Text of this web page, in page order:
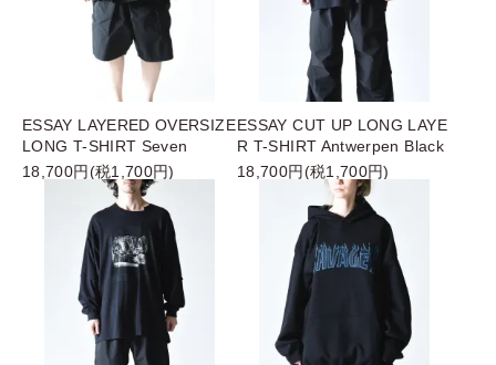
ESSAY LAYERED OVERSIZE
LONG T-SHIRT Seven
18,700円(税1,700円)
ESSAY CUT UP LONG LAYE
R T-SHIRT Antwerpen Black
18,700円(税1,700円)